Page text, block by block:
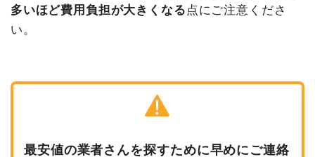
多いほど費用負担が大きくなる 点にご注意くださ
い。
最安値の業者さんを探すために早めにご連絡